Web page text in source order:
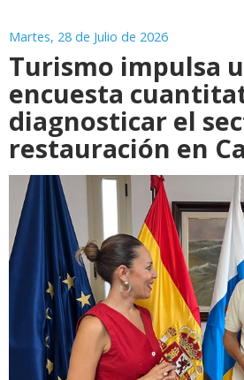
Martes, 28 de Julio de 2026
Turismo impulsa
encuesta
diagnosticar el
restauración en